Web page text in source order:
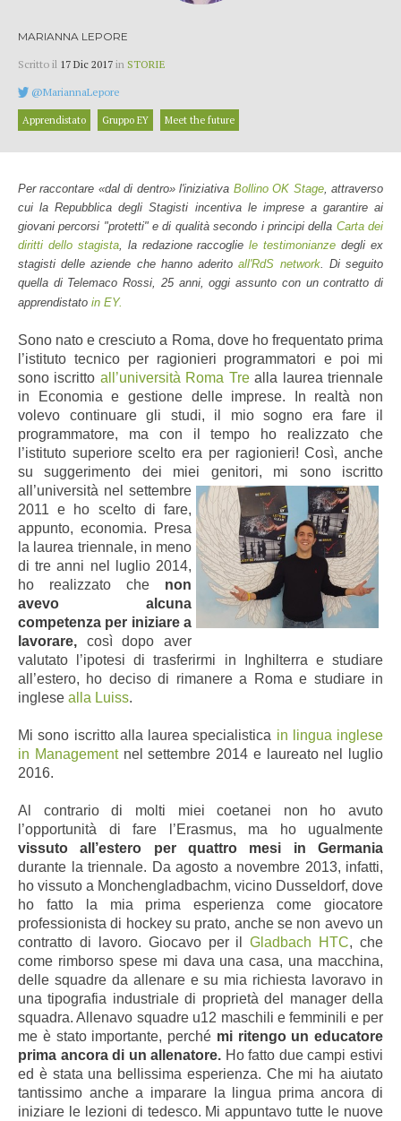
MARIANNA LEPORE
Scritto il 17 Dic 2017 in STORIE
@MariannaLepore
Apprendistato Gruppo EY Meet the future
Per raccontare «dal di dentro» l'iniziativa Bollino OK Stage, attraverso
cui la Repubblica degli Stagisti incentiva le imprese a garantire ai
giovani percorsi "protetti" e di qualità secondo i principi della Carta dei
diritti dello stagista, la redazione raccogliele testimonianze degli ex
stagisti delle aziende che hanno aderitoall'RdS network. Di seguito
quella di Telemaco Rossi, 25 anni, oggi assunto con un contratto di
apprendistato in EY.
Sono nato e cresciuto a Roma, dove ho frequentato prima
l’istituto tecnico per ragionieri programmatori e poi mi
sono iscritto all’università Roma Trealla laurea triennale
in Economia e gestione delle imprese. In realtà non
volevo continuare gli studi, il mio sogno era fare il
programmatore, ma con il tempo ho realizzato che
l’istituto superiore scelto era per ragionieri! Così, anche
su suggerimento dei miei genitori, mi sono iscritto
all’università nel settembre
2011 e ho scelto di fare,
appunto, economia. Presa
la laurea triennale, in meno
di tre anni nel luglio 2014,
ho realizzato che non
avevo alcuna
competenza per iniziare a
lavorare, così dopo aver
valutato l’ipotesi di trasferirmi in Inghilterra e studiare
all’estero, ho deciso di rimanere a Roma e studiare in
inglese alla Luiss.
Mi sono iscritto alla laurea specialistica in lingua inglese
in Managementnel settembre 2014 e laureato nel luglio
2016.
Al contrario di molti miei coetanei non ho avuto
l’opportunità di fare l’Erasmus, ma ho ugualmente
vissuto all’estero per quattro mesi in Germania
durante la triennale. Da agosto a novembre 2013, infatti,
ho vissuto a Monchengladbachm, vicino Dusseldorf, dove
ho fatto la mia prima esperienza come giocatore
professionista di hockey su prato, anche se non avevo un
contratto di lavoro. Giocavo per ilGladbach HTC, che
come rimborso spese mi dava una casa, una macchina,
delle squadre da allenare e su mia richiesta lavoravo in
una tipografia industriale di proprietà del manager della
squadra. Allenavo squadre u12 maschili e femminili e per
me è stato importante, perché mi ritengo un educatore
prima ancora di un allenatore. Ho fatto due campi estivi
ed è stata una bellissima esperienza. Che mi ha aiutato
tantissimo anche a imparare la lingua prima ancora di
iniziare le lezioni di tedesco. Mi appuntavo tutte le nuove